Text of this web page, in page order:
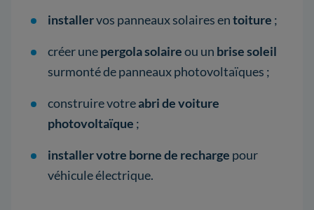
installervos panneaux solaires entoiture ;
créer unepergola solaireou un brise soleil
surmonté de panneaux photovoltaïques ;
construire votreabri de voiture
photovoltaïque ;
installer votre borne de recharge pour
véhicule électrique.